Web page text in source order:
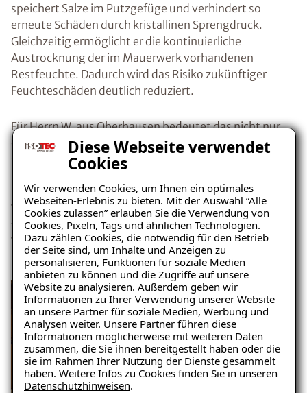
Diese Webseite verwendet
Cookies
Wir verwenden Cookies, um Ihnen ein optimales
Webseiten-Erlebnis zu bieten. Mit der Auswahl “Alle
Cookies zulassen” erlauben Sie die Verwendung von
Cookies, Pixeln, Tags und ähnlichen Technologien.
Dazu zählen Cookies, die notwendig für den Betrieb
der Seite sind, um Inhalte und Anzeigen zu
personalisieren, Funktionen für soziale Medien
anbieten zu können und die Zugriffe auf unsere
Website zu analysieren. Außerdem geben wir
Informationen zu Ihrer Verwendung unserer Website
an unsere Partner für soziale Medien, Werbung und
Analysen weiter. Unsere Partner führen diese
Informationen möglicherweise mit weiteren Daten
zusammen, die Sie ihnen bereitgestellt haben oder die
sie im Rahmen Ihrer Nutzung der Dienste gesammelt
haben. Weitere Infos zu Cookies finden Sie in unseren
Datenschutzhinweisen.
speichert Salze im Putzgefüge und verhindert so
erneute Schäden durch kristallinen Sprengdruck.
Gleichzeitig ermöglicht er die kontinuierliche
Austrocknung der im Mauerwerk vorhandenen
Restfeuchte. Dadurch wird das Risiko zukünftiger
Feuchteschäden deutlich reduziert.
Für Herrn W. aus Oberhausen bedeutet das nicht nur
eine optische Verbesserung seines Treppenhauses,
sondern vor allem ein langfristig geschütztes
Mauerwerk. Die Immobilie wird nachhaltig erhalten,
Folgeschäden werden vermieden und der
Wohnkomfort spürbar gesteigert. Zudem trägt die
fachgerechte Sanierung mit Sanierputz zur
Werterhaltung der Immobilie bei und schafft
Sicherheit für die Zukunft.
Ratgeber „Sofort-Tipps gegen
Feuchtigkeit“
– jetzt kostenlos
herunterladen!